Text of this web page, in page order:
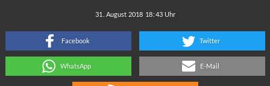
:
Facebook Twitter
WhatsApp E-Mail